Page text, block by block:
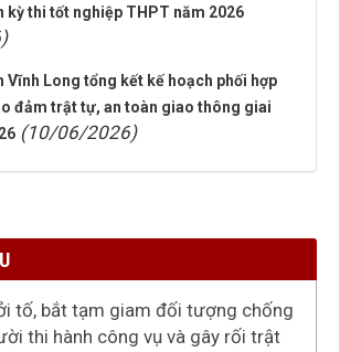
kỳ thi tốt nghiệp THPT năm 2026
Vĩnh Long tổng kết kế hoạch phối hợp
đảm trật tự, an toàn giao thông giai
(10/06/2026)
tố, bắt tạm giam đối tượng chống
thi hành công vụ và gây rối trật